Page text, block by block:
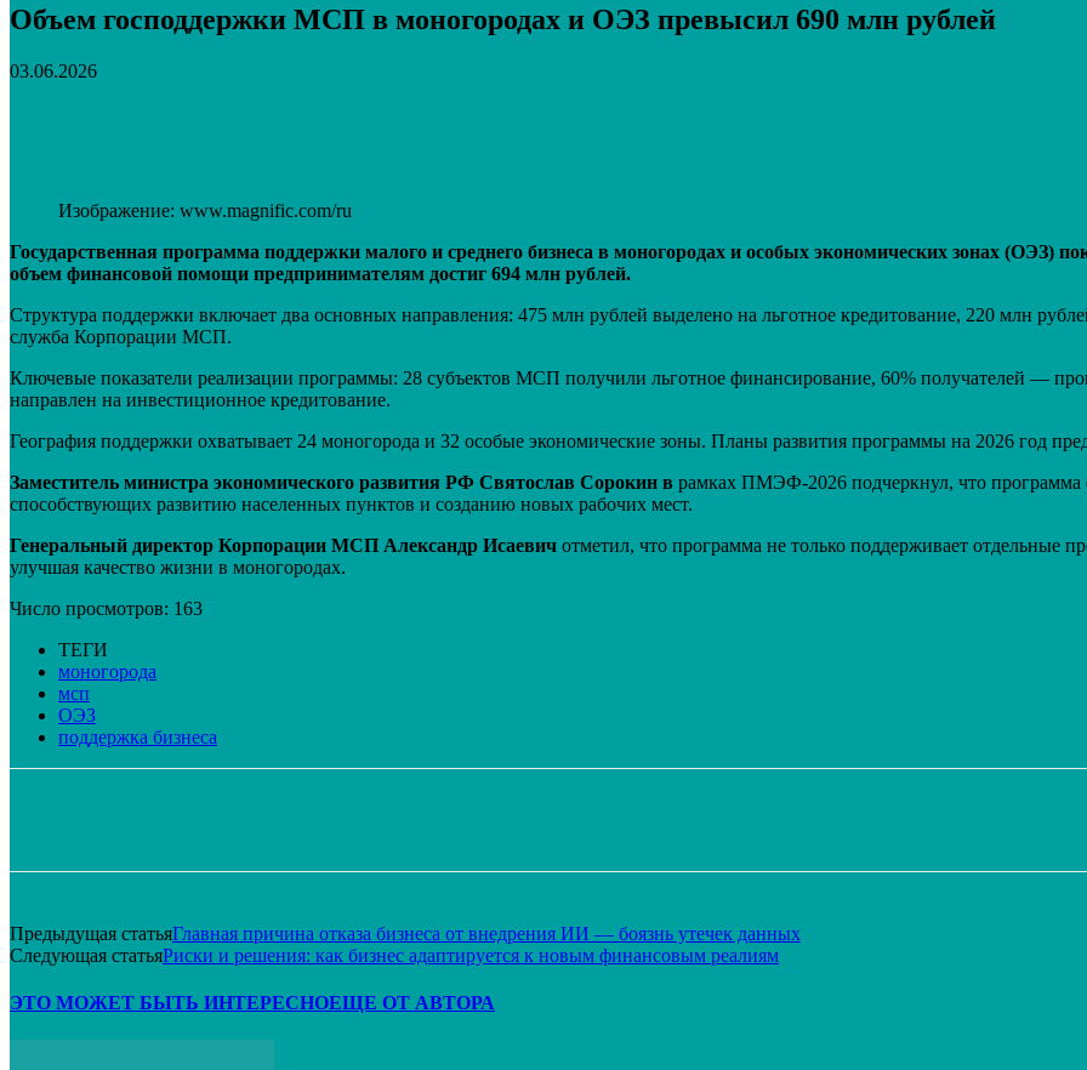
Объем господдержки МСП в моногородах и ОЭЗ превысил 690 млн рублей
03.06.2026
Изображение: www.magnific.com/ru
Государственная программа поддержки малого и среднего бизнеса в моногородах и особых экономических зонах (ОЭЗ)
объем финансовой помощи предпринимателям достиг 694 млн рублей.
Структура поддержки включает два основных направления: 475 млн рублей выделено на льготное кредитование, 220 млн
служба Корпорации МСП.
Ключевые показатели реализации программы: 28 субъектов МСП получили льготное финансирование, 60% получателей —
направлен на инвестиционное кредитование.
География поддержки охватывает 24 моногорода и 32 особые экономические зоны. Планы развития программы на 2026 год
Заместитель министра экономического развития РФ Святослав Сорокин в рамках ПМЭФ-2026 подчеркнул, что программа
способствующих развитию населенных пунктов и созданию новых рабочих мест.
Генеральный директор Корпорации МСП Александр Исаевич отметил, что программа не только поддерживает отдельные
улучшая качество жизни в моногородах.
Число просмотров: 163
ТЕГИ
моногорода
мсп
ОЭЗ
поддержка бизнеса
Предыдущая статьяГлавная причина отказа бизнеса от внедрения ИИ — боязнь утечек данных
Следующая статьяРиски и решения: как бизнес адаптируется к новым финансовым реалиям
ЭТО МОЖЕТ БЫТЬ ИНТЕРЕСНОЕЩЕ ОТ АВТОРА